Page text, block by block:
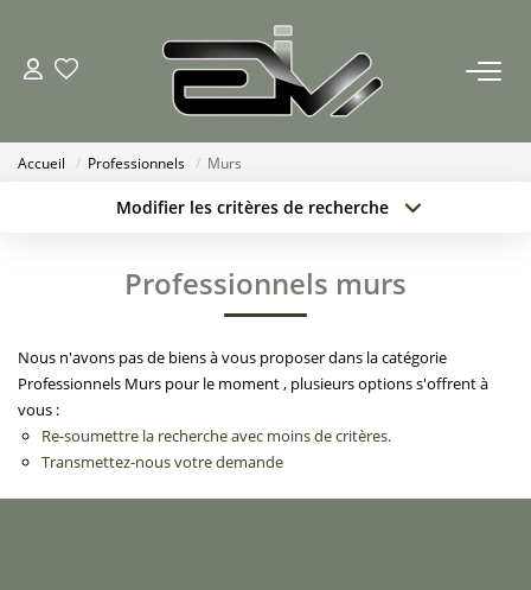
ACCUEIL
Nos Actualités
ACHETER
ESTIMATION
CONTACT
Accueil Professionnels Murs
Modifier les critères de recherche
Professionnels murs
Nous n'avons pas de biens à vous proposer dans la catégorie
Professionnels Murs pour le moment , plusieurs options s'offrent à
vous :
Re-soumettre la recherche avec moins de critères.
Transmettez-nous votre demande